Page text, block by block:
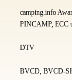
camping.info
PINCAMP, ECC
DTV
BVCD, BVCD-